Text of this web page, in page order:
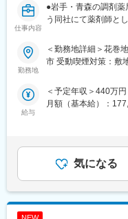
体制に合わせた営業
サービス、町の景観
の充実など、地域の
ような空間づくりを
養成する教育制度の
まり、キャリアや役
の研修室では外部講
医学・医療に関する
深いコミュニケーシ
ら、真のスペシャリ
仕事内容
●岩手・青森の調剤
う同社にて薬剤師と
■業務詳細：
処方箋に基づく調剤
全般のご相談にも載
ご活躍いただけます。
ど、女性が働きやす
■資格取得支援：
地域の「健康コンサ
研修・e-ラーニング
勤務地
＜勤務地詳細＞花巻
市 受動喫煙対策：敷
給与
＜予定年収＞440万
月額（基本給）：
残業手当＞有＜給与
月、12月）■職務手
あり、選考を通じて
手当を含めた表記で
気になる